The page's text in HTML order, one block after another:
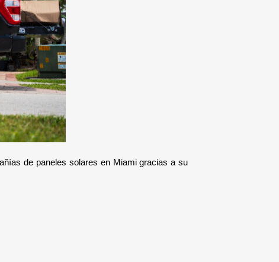
de paneles solares en Miami gracias a su